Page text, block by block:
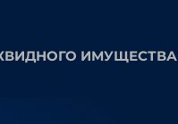
ИМУЩЕСТВА